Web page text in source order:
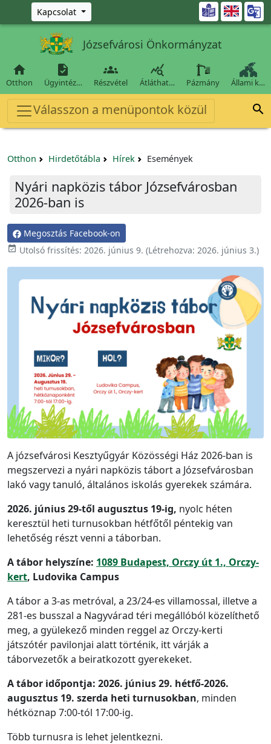
Ugrás a fő tartalomra
Kapcsolat 
Józsefvárosi Önkormányzat

Otthon

Ügyintéz…

Részvétel

Átláthat… Pázmány Állami k…
Válasszon a menüpontok közül 
Otthon Hirdetőtábla Hírek Események
Nyári napközis tábor Józsefvárosban
2026-ban is
Megosztás Facebook-on
 Utolsó frissítés: 2026. június 9. (Létrehozva: 2026. június 3.)
A józsefvárosi Kesztyűgyár Közösségi Ház 2026-ban is
megszervezi a nyári napközis tábort a Józsefvárosban
lakó vagy tanuló, általános iskolás gyerekek számára.
2026. június 29-től augusztus 19-ig, nyolc héten
keresztül heti turnusokban hétfőtől péntekig van
lehetőség részt venni a táborban.
A tábor helyszíne: 1089 Budapest, Orczy út 1., Orczy-
kert, Ludovika Campus
A tábor a 3-as metróval, a 23/24-es villamossal, illetve a
281-es busszal a Nagyvárad téri megállóból közelíthető
meg, a gyülekező minden reggel az Orczy-kerti
játszótér pavilonjai alatt történik, itt várják a
táborvezetők a beiratkozott gyerekeket.
A tábor időpontja: 2026. június 29. hétfő-2026.
augusztus 19. szerda heti turnusokban, minden
hétköznap 7:00-tól 17:00-ig.
Több turnusra is lehet jelentkezni.